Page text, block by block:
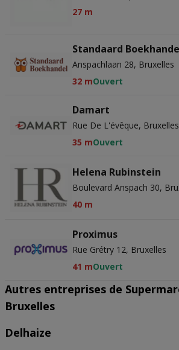
27 m
Standaard
Anspachlaan 28, Bruxelles
32 mOuvert
Damart
Rue De L'évêque, Bruxelles
35 mOuvert
Helena Rubinstein
Boulevard Anspach 30,
40 m
Proximus
Rue Grétry 12, Bruxelles
41 mOuvert
Autres entreprises de
Bruxelles
Delhaize